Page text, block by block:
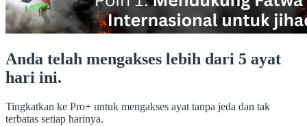
Anda telah mengakses lebih dari 5 ayat
hari ini.
Tingkatkan ke Pro+ untuk mengakses ayat tanpa jeda dan tak
terbatas setiap harinya.